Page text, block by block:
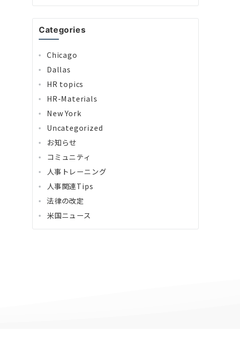
Categories
Chicago
Dallas
HR topics
HR-Materials
New York
Uncategorized
お知らせ
コミュニティ
人事トレーニング
人事関連Tips
法律の改定
米国ニュース